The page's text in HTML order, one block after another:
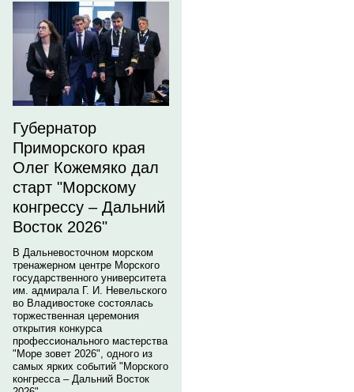
Губернатор
Приморского края
Олег Кожемяко дал
старт "Морскому
конгрессу – Дальний
Восток 2026"
В Дальневосточном морском
тренажерном центре Морского
государственного университета
им. адмирала Г. И. Невельского
во Владивостоке состоялась
торжественная церемония
открытия конкурса
профессионального мастерства
"Море зовет 2026", одного из
самых ярких событий "Морского
конгресса – Дальний Восток